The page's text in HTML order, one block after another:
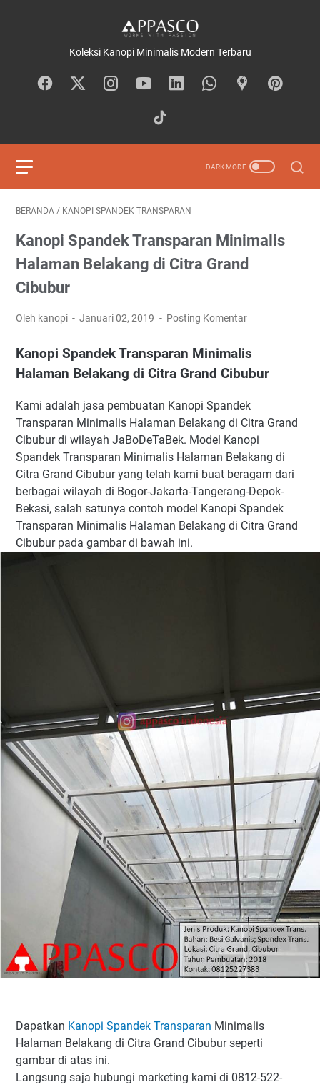
Koleksi Kanopi Minimalis Modern Terbaru
BERANDA / KANOPI SPANDEK TRANSPARAN
Kanopi Spandek Transparan Minimalis
Halaman Belakang di Citra Grand
Cibubur
Oleh kanopi Januari 02, 2019 Posting Komentar
Kanopi Spandek Transparan Minimalis
Halaman Belakang di Citra Grand Cibubur
Kami adalah jasa pembuatan Kanopi Spandek
Transparan Minimalis Halaman Belakang di Citra Grand
Cibubur di wilayah JaBoDeTaBek. Model Kanopi
Spandek Transparan Minimalis Halaman Belakang di
Citra Grand Cibubur yang telah kami buat beragam dari
berbagai wilayah di Bogor-Jakarta-Tangerang-Depok-
Bekasi, salah satunya contoh model Kanopi Spandek
Transparan Minimalis Halaman Belakang di Citra Grand
Cibubur pada gambar di bawah ini.
Dapatkan Kanopi Spandek Transparan Minimalis
Halaman Belakang di Citra Grand Cibubur seperti
gambar di atas ini.
Langsung saja hubungi marketing kami di 0812-522-